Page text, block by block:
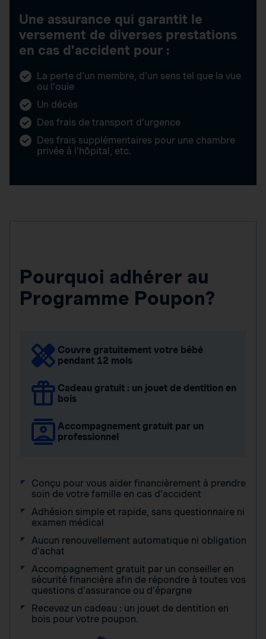
Une assurance qui garantit le
versement de diverses prestations
en cas d’accident pour :
La perte d’un membre, d’un sens tel que la vue
ou l’ouïe
Un décès
Des frais de transport d’urgence
Des frais supplémentaires pour une chambre
privée à l’hôpital, etc.
Pourquoi adhérer au
Programme Poupon?
Couvre gratuitement votre bébé
pendant 12 mois
Cadeau gratuit : un jouet de dentition en
bois
Accompagnement gratuit par un
professionnel
Conçu pour vous aider financièrement à prendre
soin de votre famille en cas d’accident
Adhésion simple et rapide, sans questionnaire ni
examen médical
Aucun renouvellement automatique ni obligation
d’achat
Accompagnement gratuit par un conseiller en
sécurité financière afin de répondre à toutes vos
questions d'assurance ou d'épargne
Recevez un cadeau : un jouet de dentition en
bois pour votre poupon.